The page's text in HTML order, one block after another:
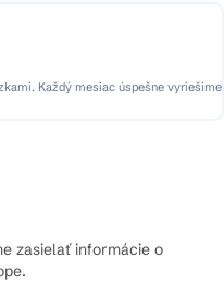
Každý mesiac úspešne vyriešime
zasielať informácie o